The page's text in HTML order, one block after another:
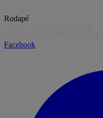
Rodapé
Facebook